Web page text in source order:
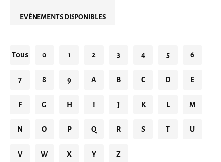
EVÉNEMENTS DISPONIBLES
Tous 0 1 2 3 4 5 6
7 8 9 A B C D E
F G H I J K L M
N O P Q R S T U
V W X Y Z